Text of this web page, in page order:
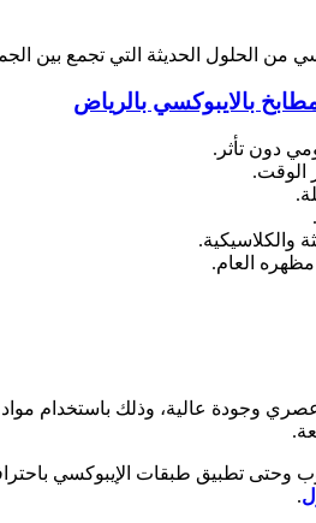
الحلول الحديثة التي تجمع بين
بالايبوكسي بالرياض
دون تأثر.
الوقت.
والكلاسيكية.
العام.
وجودة عالية، وذلك باستخدام مواد
وحتى تطبيق طبقات الإيبوكسي
.